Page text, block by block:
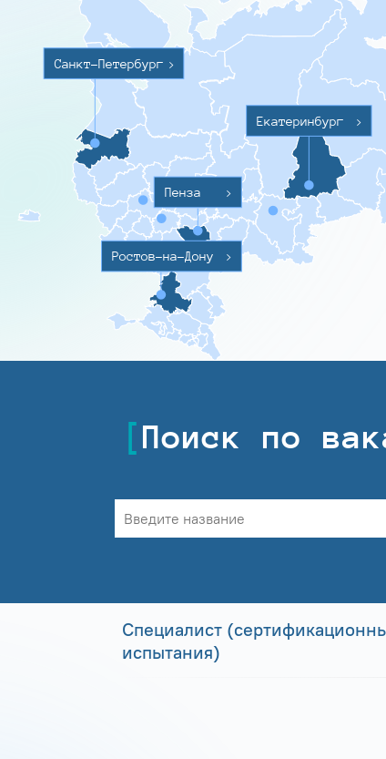
Санкт-Петербург >
Ростов-на-Дону >
Пенза >
Екатеринбург
>
Поиск по
Специалист
испытания)